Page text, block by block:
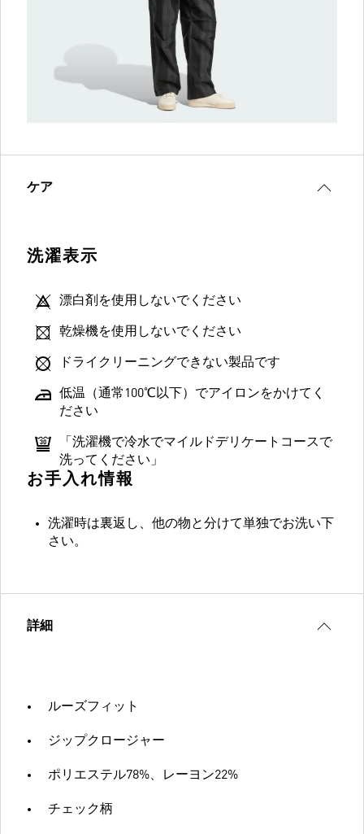
ケア
洗濯表示
漂白剤を使用しないでください
乾燥機を使用しないでください
ドライクリーニングできない製品です
低温（通常100℃以下）でアイロンをかけてく
ださい
「洗濯機で冷水でマイルドデリケートコースで
洗ってください」
お手入れ情報
洗濯時は裏返し、他の物と分けて単独でお洗い下
さい。
詳細
ルーズフィット
ジップクロージャー
ポリエステル78%、レーヨン22%
チェック柄